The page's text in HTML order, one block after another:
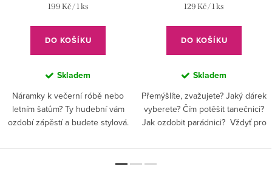
Měrná
199 Kč / 1 ks
DO KOŠÍKU
Skladem
Náramky k večerní róbě nebo
letním šatům? Ty hudební vám
ozdobí zápěstí a budete stylová.
Měrná
129 Kč / 1 ks
DO KOŠÍKU
Skladem
Přemýšlíte, zvažujete? Jaký dárek
vyberete? Čím potěšit tanečnici?
Jak ozdobit parádnici? Vždyť pro